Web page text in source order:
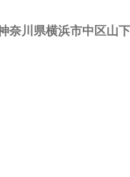
川県横浜市中区山